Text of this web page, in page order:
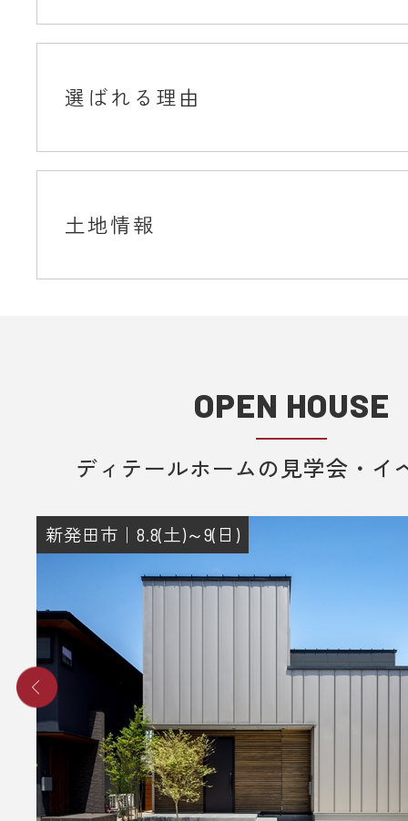
選ばれる理由
土地情報
OPEN HOUSE
ディテールホームの見学会・イ
新発田市｜8.8(土)～9(日)